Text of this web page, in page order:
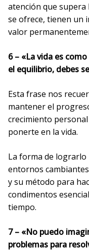
atención que supera
se ofrece, tienen un
valor
6 – «La vida es
el equilibrio, debes
Esta frase nos
mantener el
crecimiento
ponerte en la vida.
La forma de lograrlo
entornos
y su método para
condimentos
tiempo.
7 – «No puedo
problemas para